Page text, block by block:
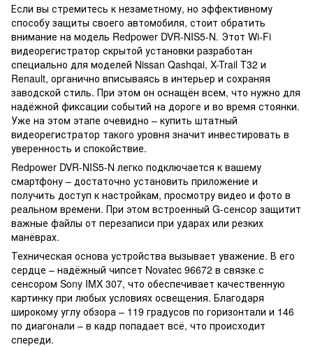
Если вы стремитесь к незаметному, но эффективному
способу защиты своего автомобиля, стоит обратить
внимание на модель Redpower DVR-NIS5-N. Этот Wi-Fi
видеорегистратор скрытой установки разработан
специально для моделей Nissan Qashqai, X-Trail T32 и
Renault, органично вписываясь в интерьер и сохраняя
заводской стиль. При этом он оснащён всем, что нужно для
надёжной фиксации событий на дороге и во время стоянки.
Уже на этом этапе очевидно – купить штатный
видеорегистратор такого уровня значит инвестировать в
уверенность и спокойствие.
Redpower DVR-NIS5-N легко подключается к вашему
смартфону – достаточно установить приложение и
получить доступ к настройкам, просмотру видео и фото в
реальном времени. При этом встроенный G-сенсор защитит
важные файлы от перезаписи при ударах или резких
манёврах.
Техническая основа устройства вызывает уважение. В его
сердце – надёжный чипсет Novatec 96672 в связке с
сенсором Sony IMX 307, что обеспечивает качественную
картинку при любых условиях освещения. Благодаря
широкому углу обзора – 119 градусов по горизонтали и 146
по диагонали – в кадр попадает всё, что происходит
спереди.